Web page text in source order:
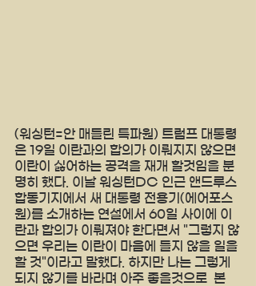
(워싱턴=안 매들린 특파원) 트럼프 대통령
은 19일 이란과의 합의가 이뤄지지 않으면
이란이 싫어하는 공격을 재개 할것임을 분
명히 했다. 이날 워싱턴DC 인근 앤드루스
합동기지에서 새 대통령 전용기(에어포스
원)를 소개하는 연설에서 60일 사이에 이
란과 합의가 이뤄져야 한다면서 "그렇지 않
으면 우리는 이란이 마음에 들지 않을 일을
할 것"이라고 말했다. 하지만 나는 그렇게
되지 않기를 바라며 아주 좋을것으로  본